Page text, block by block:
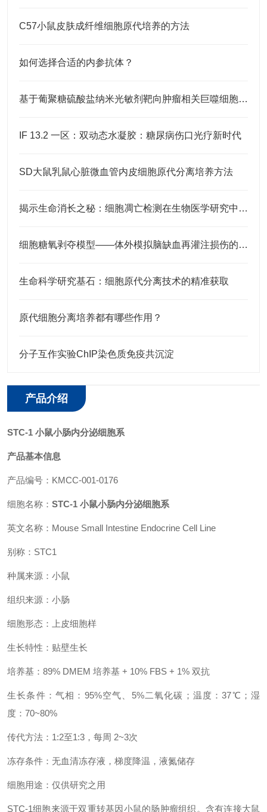
C57小鼠皮肤成纤维细胞原代培养的方法
如何选择合适的内参抗体？
基于葡聚糖硫酸盐纳米光敏剂靶向肿瘤相关巨噬细胞的光动力抗癌疗法
IF 13.2 一区：双动态水凝胶：糖尿病伤口光疗新时代
SD大鼠乳鼠心脏微血管内皮细胞原代分离培养方法
揭示生命消长之秘：细胞凋亡检测在生物医学研究中的应用
细胞糖氧剥夺模型——体外模拟脑缺血再灌注损伤的原理与应用
生命科学研究基石：细胞原代分离技术的精准获取
原代细胞分离培养都有哪些作用？
分子互作实验ChIP染色质免疫共沉淀
产品介绍
STC-1 小鼠小肠内分泌细胞系
产品基本信息
产品编号： KMCC-001-0176
细胞名称： STC-1 小鼠小肠内分泌细胞系
英文名称：Mouse Small Intestine Endocrine Cell Line
别称：STC1
种属来源：小鼠
组织来源：小肠
细胞形态：上皮细胞样
生长特性：贴壁生长
培养基：89% DMEM 培养基 + 10% FBS + 1% 双抗
生长条件：气相：95%空气、5%二氧化碳；温度：37℃；湿
度：70~80%
传代方法：1:2至1:3，每周 2~3次
冻存条件：无血清冻存液，梯度降温，液氮储存
细胞用途：仅供研究之用
STC-1细胞来源于双重转基因小鼠的肠肿瘤组织。含有连接大鼠